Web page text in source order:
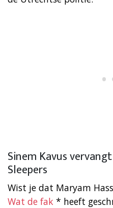
Sinem Kavus
Sleepers
Wist je dat Maryam
Wat de fak * heeft